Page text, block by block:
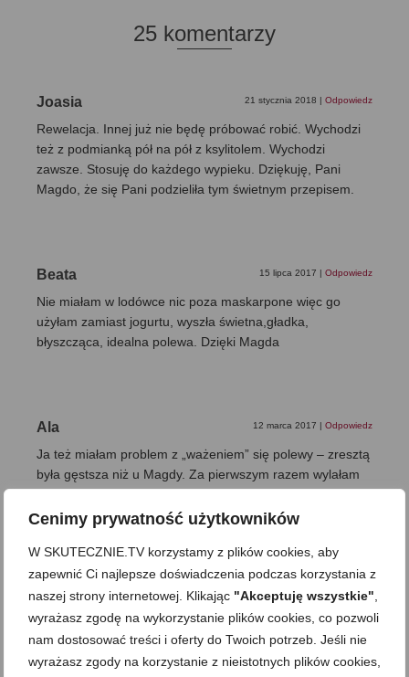
Cenimy prywatność użytkowników
W SKUTECZNIE.TV korzystamy z plików cookies, aby
zapewnić Ci najlepsze doświadczenia podczas korzystania z
naszej strony internetowej. Klikając "Akceptuję wszystkie"
wyrażasz zgodę na wykorzystanie plików cookies, co pozwoli
nam dostosować treści i oferty do Twoich potrzeb. Jeśli nie
wyrażasz zgody na korzystanie z nieistotnych plików cookies,
25 komentarzy
Joasia 21 stycznia 2018 | Odpowiedz
Rewelacja. Innej już nie będę próbować robić. Wychodzi
też z podmianką pół na pół z ksylitolem. Wychodzi
zawsze. Stosuję do każdego wypieku. Dziękuję, Pani
Magdo, że się Pani podzieliła tym świetnym przepisem.
Beata 15 lipca 2017 | Odpowiedz
Nie miałam w lodówce nic poza maskarpone więc go
użyłam zamiast jogurtu, wyszła świetna,gładka,
błyszcząca, idealna polewa. Dzięki Magda
Ala 12 marca 2017 | Odpowiedz
Ja też miałam problem z „ważeniem” się polewy – zresztą
była gęstsza niż u Magdy. Za pierwszym razem wylałam
rozpuszczał..Za drugim gdy robiło się tak samo – dolałam
na filmiku. Chwilę pogotowałam ją by odparował nadmiar i
dodałam jogurtu – jest super.. Chyba klucz do tej
grudkowatości to za mało wody w garnuszku przed
dodaniem masła – musi jej być nie klika kropelek ale z
łyżka czy 2 🙂